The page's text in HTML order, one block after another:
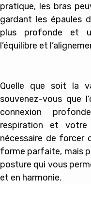
pratique, les bras
gardant les épaules
plus profonde et
l’équilibre et
Quelle que soit la
souvenez-vous que
connexion
respiration et votre
nécessaire de forcer
forme parfaite, mais
posture qui vous
et en harmonie.